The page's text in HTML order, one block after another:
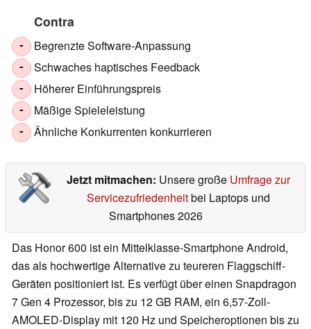
Contra
- Begrenzte Software-Anpassung
- Schwaches haptisches Feedback
- Höherer Einführungspreis
- Mäßige Spieleleistung
- Ähnliche Konkurrenten konkurrieren
Jetzt mitmachen: Unsere große Umfrage zur
Servicezufriedenheitbei Laptops und
Smartphones 2026
Das Honor 600 ist ein Mittelklasse-Smartphone Android,
das als hochwertige Alternative zu teureren Flaggschiff-
Geräten positioniert ist. Es verfügt über einen Snapdragon
7 Gen 4 Prozessor, bis zu 12 GB RAM, ein 6,57-Zoll-
AMOLED-Display mit 120 Hz und Speicheroptionen bis zu